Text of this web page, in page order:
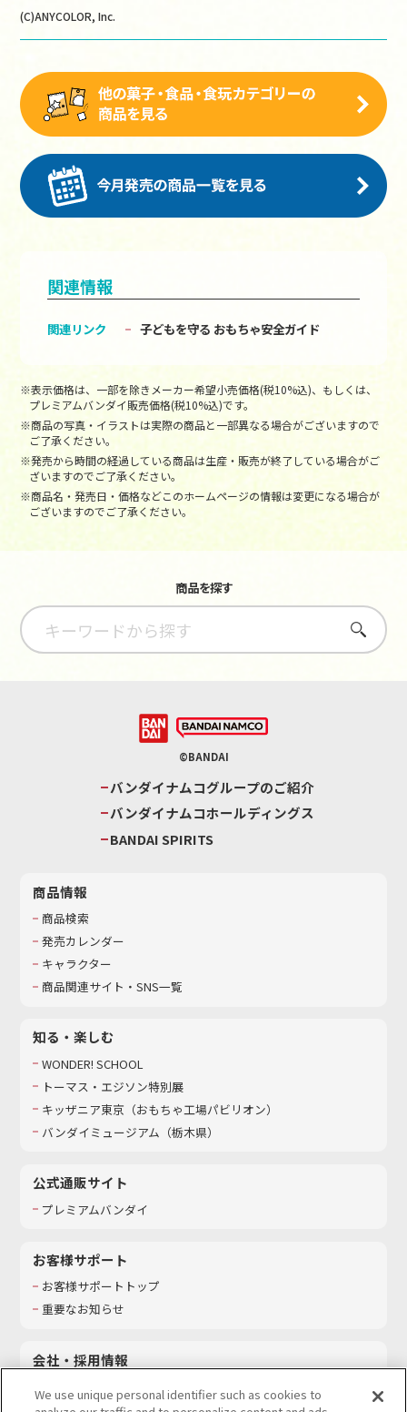
(C)ANYCOLOR, Inc.
関連情報
関連リンク 子どもを守る おもちゃ安全ガイド
※表示価格は、一部を除きメーカー希望小売価格(税10%込)、もしくは、
プレミアムバンダイ販売価格(税10%込)です。
※商品の写真・イラストは実際の商品と一部異なる場合がございますので
ご了承ください。
※発売から時間の経過している商品は生産・販売が終了している場合がご
ざいますのでご了承ください。
※商品名・発売日・価格などこのホームページの情報は変更になる場合が
ございますのでご了承ください。
商品を探す
さがす
©BANDAI
バンダイナムコグループのご紹介
バンダイナムコホールディングス
BANDAI SPIRITS
商品情報
商品検索
発売カレンダー
キャラクター
商品関連サイト・SNS一覧
知る・楽しむ
WONDER! SCHOOL
トーマス・エジソン特別展
キッザニア東京（おもちゃ工場パビリオン）​
バンダイミュージアム（栃木県）
公式通販サイト
プレミアムバンダイ
お客様サポート
お客様サポートトップ
重要なお知らせ
会社・採用情報
We use unique personal identifier such as cookies to